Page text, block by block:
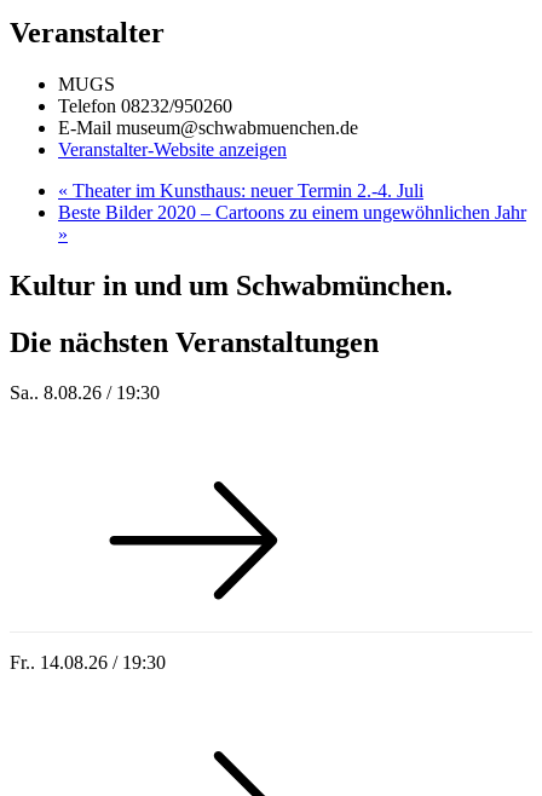
Veranstalter
MUGS
Telefon 08232/950260
E-Mail museum@schwabmuenchen.de
Veranstalter-Website anzeigen
« Theater im Kunsthaus: neuer Termin 2.-4. Juli
Beste Bilder 2020 – Cartoons zu einem ungewöhnlichen Jahr
»
Kultur in und um Schwabmünchen.
Die nächsten Veranstaltungen
Sa.. 8.08.26 / 19:30
Fr.. 14.08.26 / 19:30